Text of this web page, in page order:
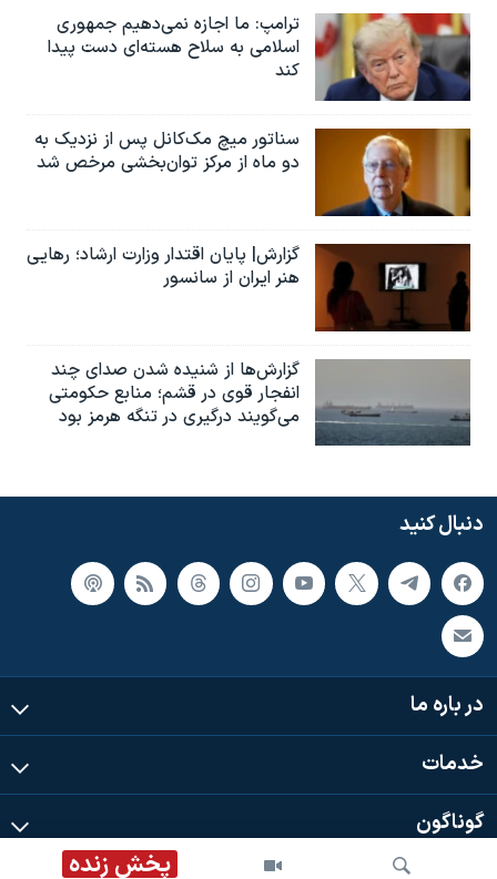
پخش زنده
ترامپ: ما اجازه نمی‌دهیم جمهوری
اسلامی به سلاح هسته‌ای دست پیدا
کند
سناتور میچ مک‌کانل پس از نزدیک به
دو ماه از مرکز توان‌بخشی مرخص شد
گزارش| پایان اقتدار وزارت ارشاد؛ رهایی
هنر ایران از سانسور
گزارش‌ها از شنیده شدن صدای چند
انفجار قوی در قشم؛ منابع حکومتی
می‌گویند درگیری در تنگه هرمز بود
دنبال کنید
در باره ما
خدمات
گوناگون